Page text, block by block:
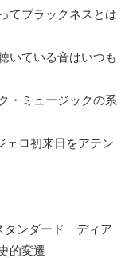
ブラックネスとは
ている音はいつも
ミュージックの系
ロ初来日をアテン
ンダード ディア
的変遷